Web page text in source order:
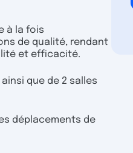
à la fois
de qualité, rendant
et efficacité.
que de 2 salles
déplacements de